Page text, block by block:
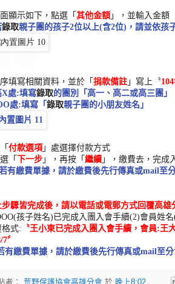
顯示如下，點選「 其他金額 」，並輸入金額
錄取親子團的孩子2位以上(含2位) ， 請並依孩
填寫相關資料 ，並於「 捐款備註 」寫上〝104
X處:填寫錄取的團別「高一、高二或高三團」
處:填寫「 錄取親子團的小朋友姓名」
付款選項 」處選擇付款方式
「 下一步 」，再按「 繼續 」，繳費去，完成
有繳費單據，請於繳費後先行傳真或mail至
驟皆完成後， 請以電話或電郵方式回覆高雄
孩子姓名) 已完成入團入會手續(2)會員姓名
格式: 〝王小東已完成入團入會手續，會員:王
7〞
有繳費單據，請於繳費後先行傳真或mail至
者： 荒野保護協會高雄分會 於 晚上8:02